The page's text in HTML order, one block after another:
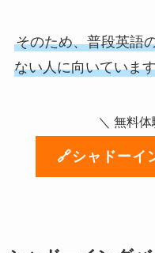
そのため、普段英語
ない人に向いていま
＼ 無料
🔗シャドーイ